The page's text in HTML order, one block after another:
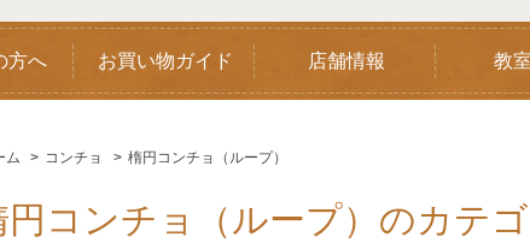
方へ お買い物ガイド 店舗情報 教
ム > コンチョ > 楕円コンチョ（ループ）
円コンチョ（ループ）のカテゴ